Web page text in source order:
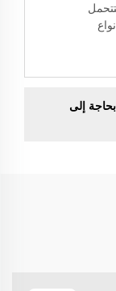
كيف أعرف ما إذا كانت إطارات 1200 R20 بحاجة إلى